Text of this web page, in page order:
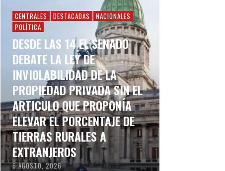
CENTRALES DESTACADAS
NACIONALES
POLÍTICA
DESDE LAS 14 EL SENADO
DEBATE LA LEY DE
INVIOLABILIDAD DE LA
PROPIEDAD PRIVADA SIN EL
ARTICULO QUE PROPONÍA
ELEVAR EL PORCENTAJE DE
TIERRAS RURALES A
EXTRANJEROS
6 AGOSTO, 2026